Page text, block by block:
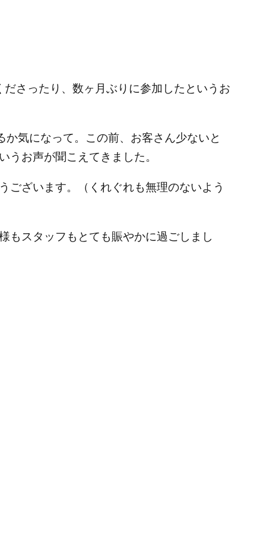
さったり、数ヶ月ぶりに参加したというお
気になって。この前、お客さん少ないと
お声が聞こえてきました。
ございます。（くれぐれも無理のないよう
もスタッフもとても賑やかに過ごしまし